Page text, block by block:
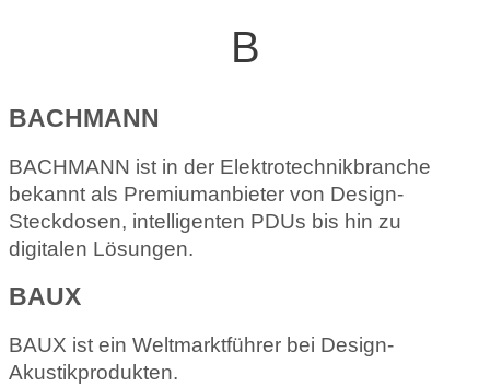
B
BACHMANN
BACHMANN ist in der Elektrotechnikbranche
bekannt als Premiumanbieter von Design-
Steckdosen, intelligenten PDUs bis hin zu
digitalen Lösungen.
BAUX
BAUX ist ein Weltmarktführer bei Design-
Akustikprodukten.